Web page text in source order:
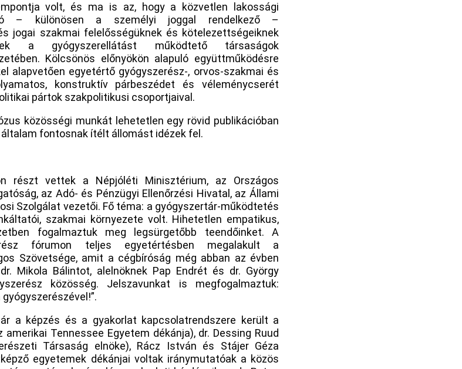
volt, és ma is az, hogy a közvetlen lakossági
– különösen a személyi joggal rendelkező –
jogai szakmai felelősségüknek és kötelezettségeiknek
a gyógyszerellátást működtető társaságok
Kölcsönös előnyökön alapuló együttműködésre
alapvetően egyetértő gyógyszerész-, orvos-szakmai és
konstruktív párbeszédet és véleménycserét
pártok szakpolitikusi csoportjaival.
közösségi munkát lehetetlen egy rövid publikációban
fontosnak ítélt állomást idézek fel.
részt vettek a Népjóléti Minisztérium, az Országos
az Adó- és Pénzügyi Ellenőrzési Hivatal, az Állami
Szolgálat vezetői. Fő téma: a gyógyszertár-működtetés
szakmai környezete volt. Hihetetlen empatikus,
fogalmaztuk meg legsürgetőbb teendőinket. A
fórumon teljes egyetértésben megalakult a
Szövetsége, amit a cégbíróság még abban az évben
Mikola Bálintot, alelnöknek Pap Endrét és dr. György
közösség. Jelszavunkat is megfogalmaztuk:
a képzés és a gyakorlat kapcsolatrendszere került a
amerikai Tennessee Egyetem dékánja), dr. Dessing Ruud
Társaság elnöke), Rácz István és Stájer Géza
egyetemek dékánjai voltak iránymutatóak a közös